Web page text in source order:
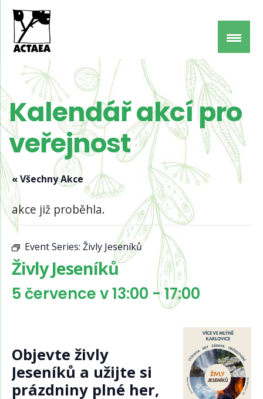
Kalendář akcí pro
veřejnost
« Všechny Akce
akce již proběhla.
Event Series: Živly Jeseníků
Živly Jeseníků
5 července v 13:00 -17:00
Objevte živly
Jeseníků a užijte si
prázdniny plné her,